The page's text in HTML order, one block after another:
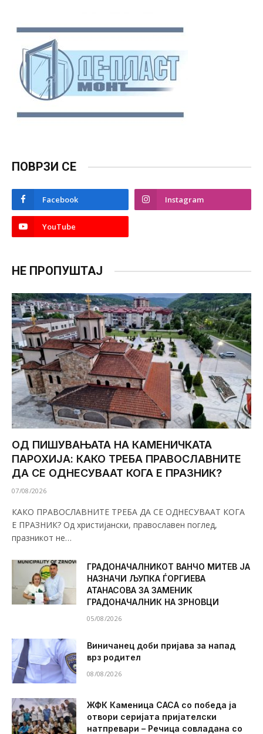
ПОВРЗИ СЕ
Facebook Instagram
YouTube
НЕ ПРОПУШТАЈ
ОД ПИШУВАЊАТА НА КАМЕНИЧКАТА
ПАРОХИЈА: КАКО ТРЕБА ПРАВОСЛАВНИТЕ
ДА СЕ ОДНЕСУВААТ КОГА Е ПРАЗНИК?
07/08/2026
КАКО ПРАВОСЛАВНИТЕ ТРЕБА ДА СЕ ОДНЕСУВААТ КОГА
Е ПРАЗНИК? Од христијански, православен поглед,
празникот не…
ГРАДОНАЧАЛНИКОТ ВАНЧО МИТЕВ ЈА
НАЗНАЧИ ЉУПКА ЃОРГИЕВА
АТАНАСОВА ЗА ЗАМЕНИК
ГРАДОНАЧАЛНИК НА ЗРНОВЦИ
05/08/2026
Виничанец доби пријава за напад
врз родител
08/08/2026
ЖФК Каменица САСА со победа ја
отвори серијата пријателски
натпревари – Речица совладана со